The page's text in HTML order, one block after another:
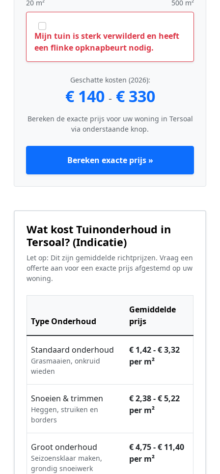
20 m² 500 m²
Mijn tuin is sterk verwilderd en heeft
een flinke opknapbeurt nodig.
Geschatte kosten (2026):
€ 140 - € 330
Bereken de exacte prijs voor uw woning in Tersoal
via onderstaande knop.
Bereken exacte prijs »
Wat kost Tuinonderhoud in
Tersoal? (Indicatie)
Let op: Dit zijn gemiddelde richtprijzen. Vraag een
offerte aan voor een exacte prijs afgestemd op uw
woning.
Type Onderhoud
Gemiddelde
prijs
Standaard onderhoud
Grasmaaien, onkruid
wieden
€ 1,42 - € 3,32
per m²
Snoeien & trimmen
Heggen, struiken en
borders
€ 2,38 - € 5,22
per m²
Groot onderhoud
Seizoensklaar maken,
grondig snoeiwerk
€ 4,75 - € 11,40
per m²